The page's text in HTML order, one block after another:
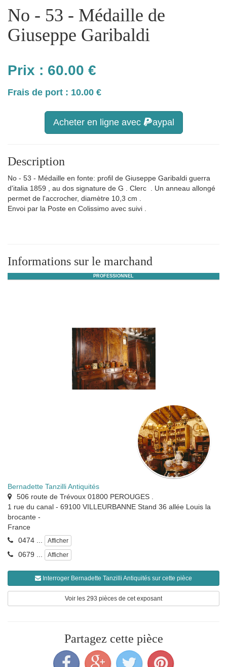
No - 53 - Médaille de
Giuseppe Garibaldi
Prix : 60.00 €
Frais de port : 10.00 €
Acheter en ligne avec aypal
Description
No - 53 - Médaille en fonte: profil de Giuseppe Garibaldi guerra
d'italia 1859 , au dos signature de G . Clerc . Un anneau allongé
permet de l'accrocher, diamètre 10,3 cm .
Envoi par la Poste en Colissimo avec suivi .
Informations sur le marchand
PROFESSIONNEL
Bernadette Tanzilli Antiquités
506 route de Trévoux 01800 PEROUGES .
1 rue du canal - 69100 VILLEURBANNE Stand 36 allée Louis la
brocante -
France
0474 ...
Afficher
0679 ... Afficher
Interroger Bernadette Tanzilli Antiquités sur cette pièce
Voir les 293 pièces de cet exposant
Partagez cette pièce